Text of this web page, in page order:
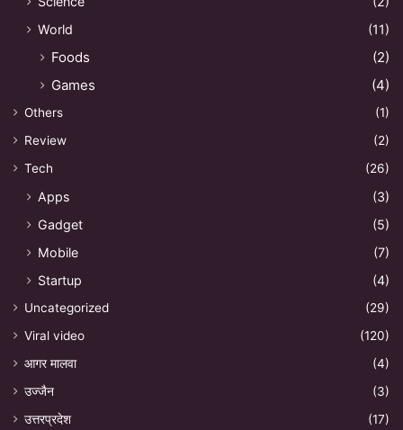
World
(11)
Foods
(2)
Games
(4)
Others
(1)
Review
(2)
Tech
(26)
Apps
(3)
Gadget
(5)
Mobile
(7)
Startup
(4)
Uncategorized
(29)
Viral video
(120)
आगर मालवा
(4)
उज्जैन
(3)
उत्तरप्रदेश
(17)